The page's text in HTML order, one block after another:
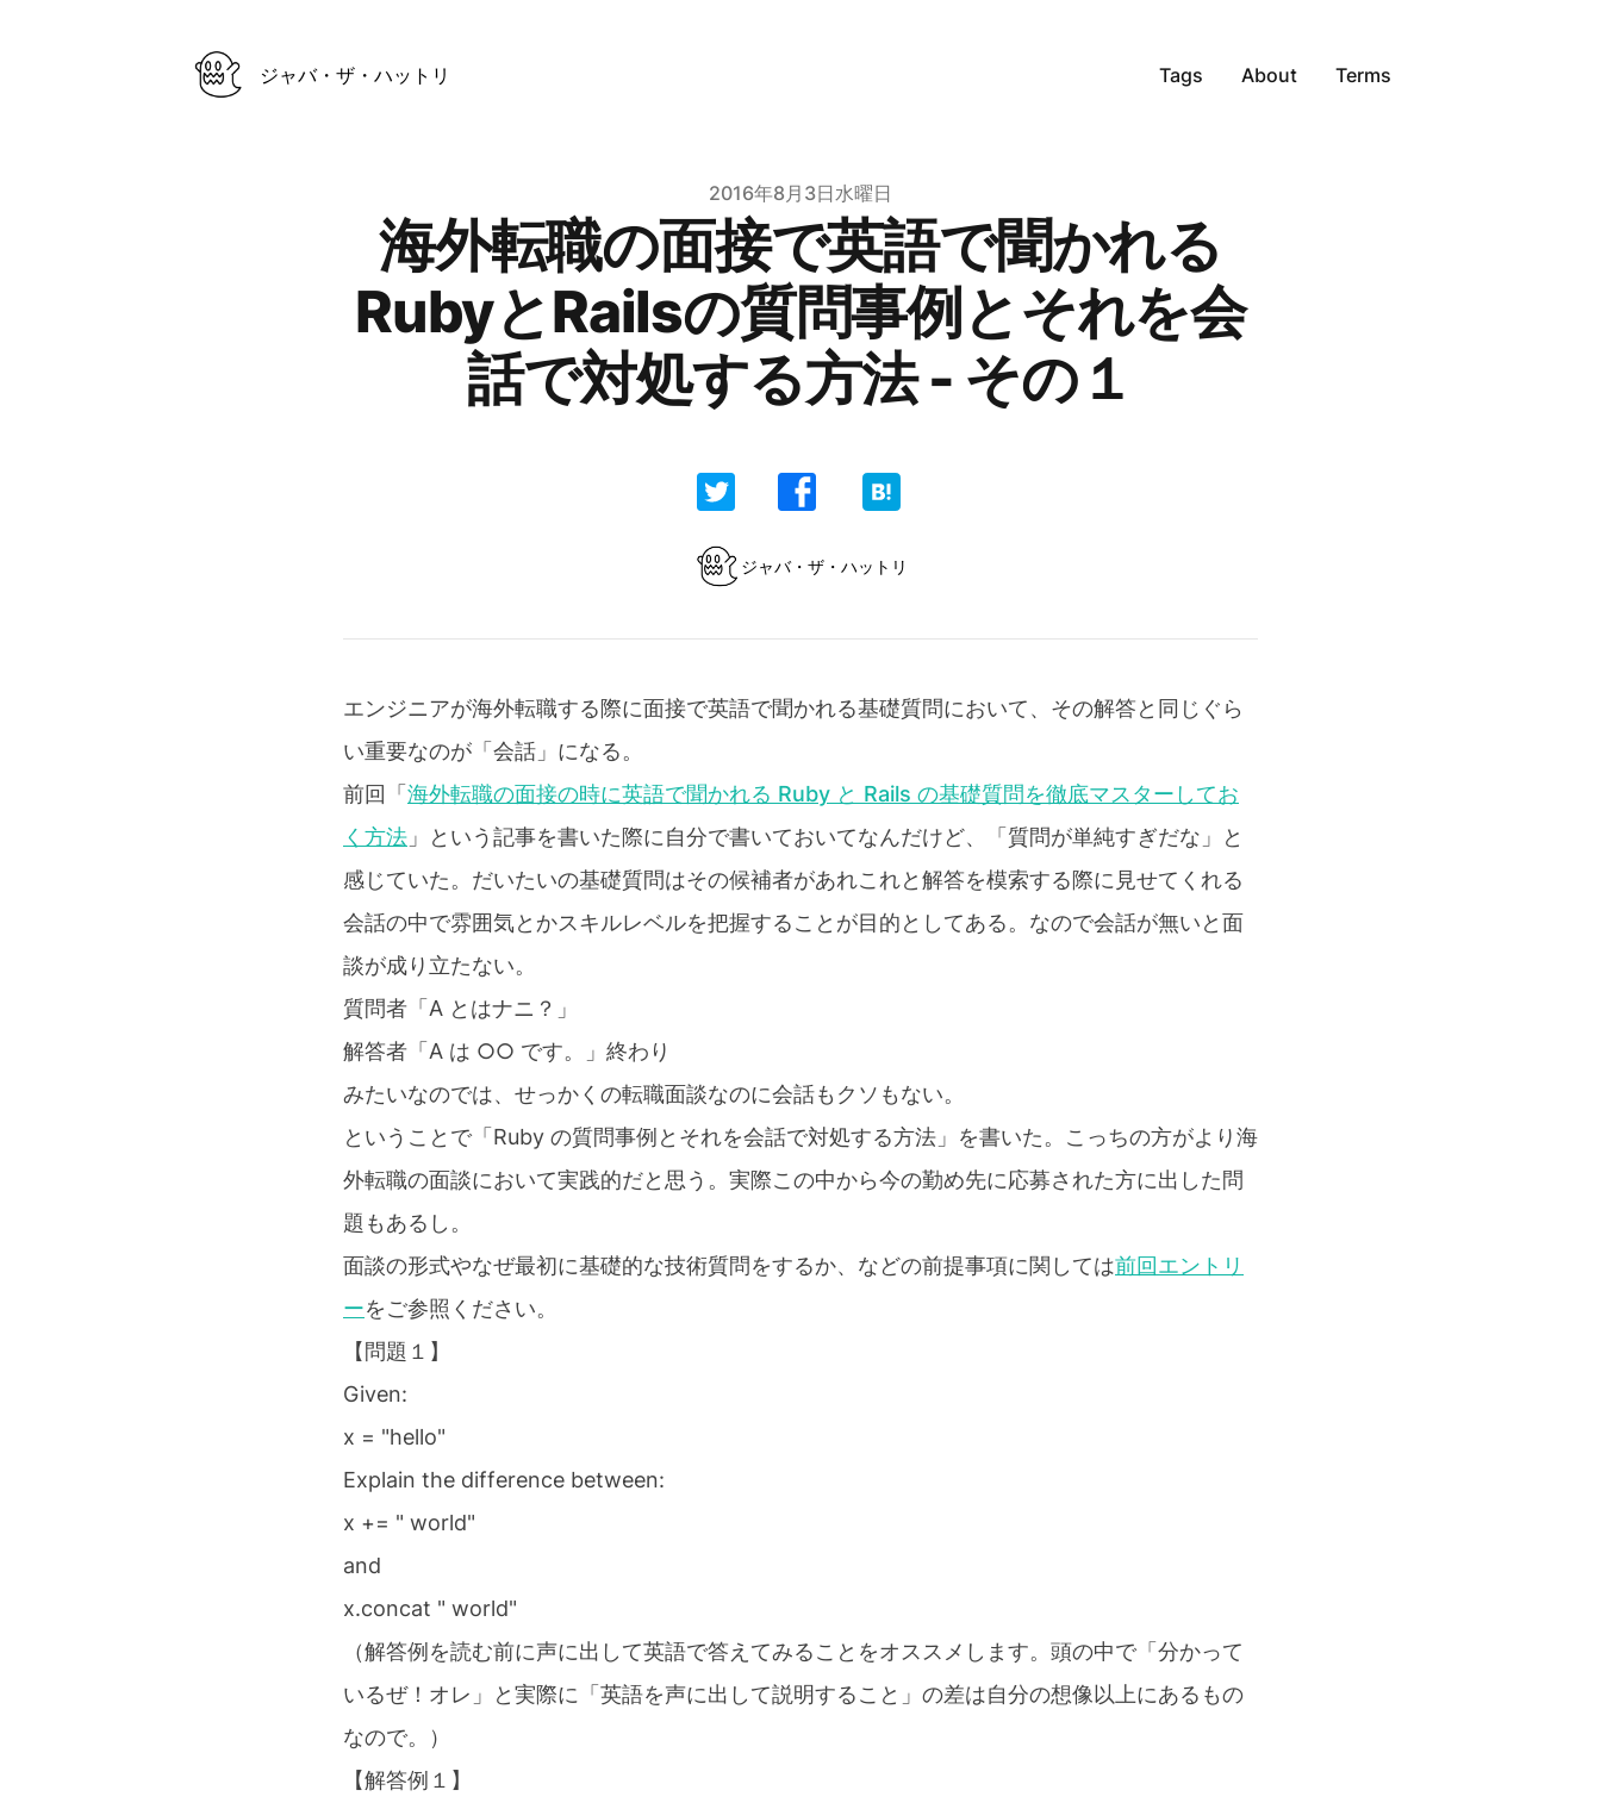
ジャバ・ザ・ハットリ Tags About Terms
2016年8月3日水曜日
海外転職の面接で英語で聞かれる
RubyとRailsの質問事例とそれを会
話で対処する方法 - その１
ジャバ・ザ・ハットリ
エンジニアが海外転職する際に面接で英語で聞かれる基礎質問において、その解答と同じぐら
い重要なのが「会話」になる。
前回「 海外転職の面接の時に英語で聞かれる Ruby と Rails の基礎質問を徹底マスターしてお
く方法 」という記事を書いた際に自分で書いておいてなんだけど、「質問が単純すぎだな」と
感じていた。だいたいの基礎質問はその候補者があれこれと解答を模索する際に見せてくれる
会話の中で雰囲気とかスキルレベルを把握することが目的としてある。なので会話が無いと面
談が成り立たない。
質問者「A とはナニ？」
解答者「A は ○○ です。」終わり
みたいなのでは、せっかくの転職面談なのに会話もクソもない。
ということで「Ruby の質問事例とそれを会話で対処する方法」を書いた。こっちの方がより海
外転職の面談において実践的だと思う。実際この中から今の勤め先に応募された方に出した問
題もあるし。
面談の形式やなぜ最初に基礎的な技術質問をするか、などの前提事項に関しては前回エントリ
ーをご参照ください。
【問題１】
Given:
x = "hello"
Explain the difference between:
x += " world"
and
x.concat " world"
（解答例を読む前に声に出して英語で答えてみることをオススメします。頭の中で「分かって
いるぜ！オレ」と実際に「英語を声に出して説明すること」の差は自分の想像以上にあるもの
なので。）
【解答例１】